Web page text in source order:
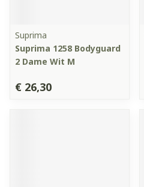
Suprima
Suprima 1258 Bodyguard
2 Dame Wit M
€ 26,30